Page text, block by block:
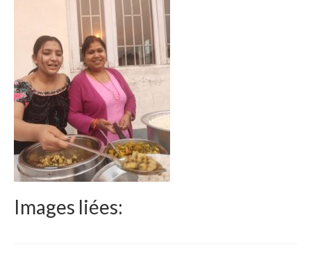
Le Népal
Documents
Parrainages
Missions 2023
Actualités
Nous contacter
Images liées: